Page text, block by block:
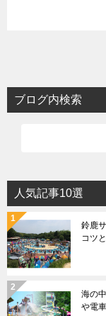
ブログ内検索
人気記事10選
鈴鹿
コツ
海の
や電